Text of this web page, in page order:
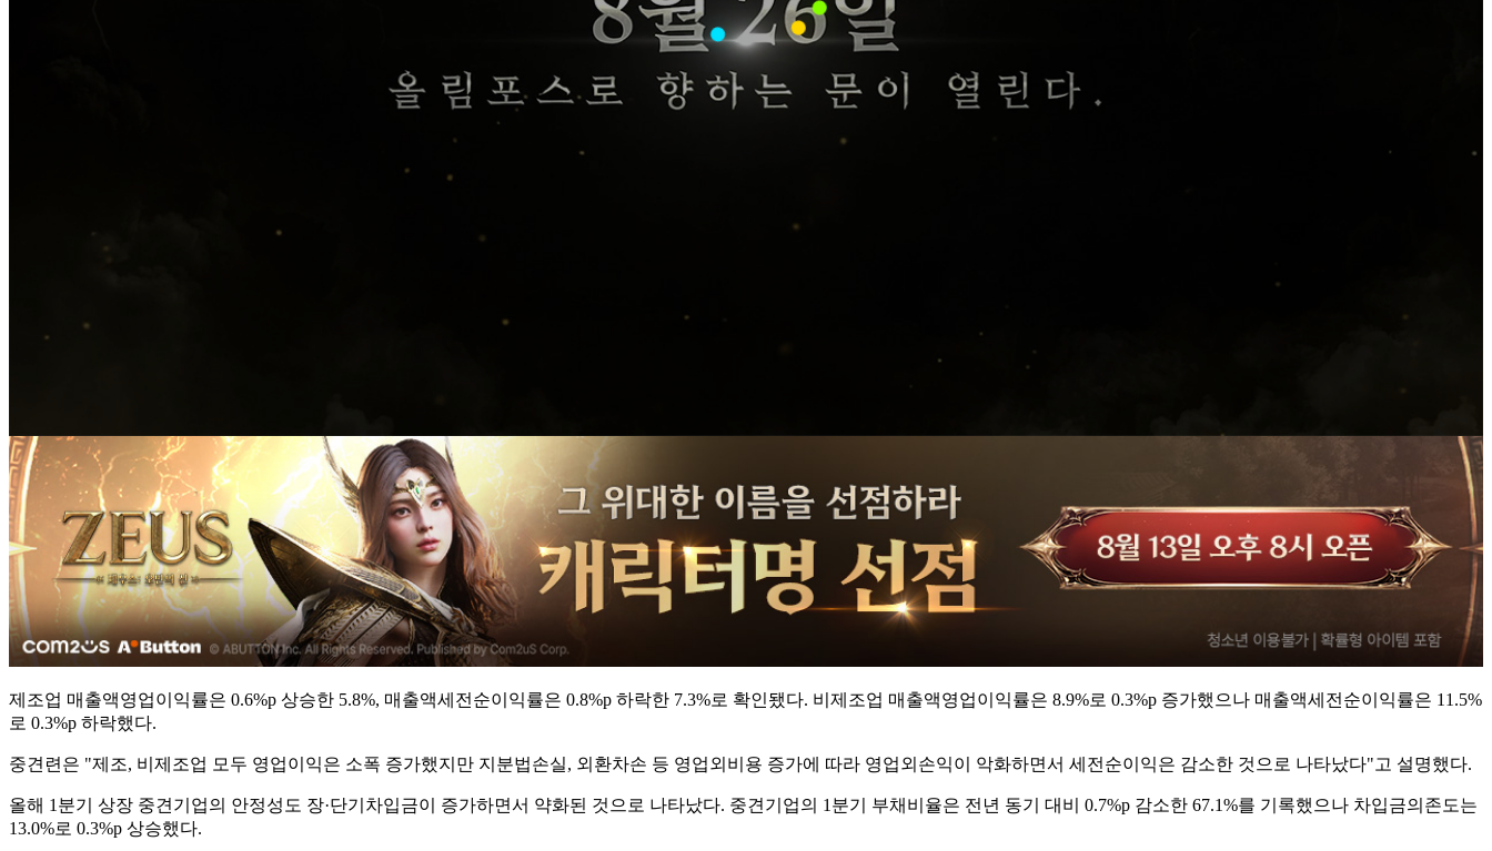
제조업 매출액영업이익률은 0.6%p 상승한 5.8%, 매출액세전순이익률은 0.8%p 하락한 7.3%로 확인됐다. 비제조업 매출액영업이익률은 8.9%로 0.3%p 증가했으나 매출액세전순이익률은 11.5%
로 0.3%p 하락했다.
중견련은 "제조, 비제조업 모두 영업이익은 소폭 증가했지만 지분법손실, 외환차손 등 영업외비용 증가에 따라 영업외손익이 악화하면서 세전순이익은 감소한 것으로 나타났다"고 설명했다.
올해 1분기 상장 중견기업의 안정성도 장·단기차입금이 증가하면서 약화된 것으로 나타났다. 중견기업의 1분기 부채비율은 전년 동기 대비 0.7%p 감소한 67.1%를 기록했으나 차입금의존도는
13.0%로 0.3%p 상승했다.